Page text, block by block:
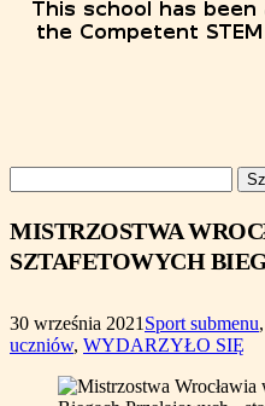
MISTRZOSTWA
SZTAFETOWYCH
30 września 2021 Sport submenu,
uczniów, WYDARZYŁO SIĘ